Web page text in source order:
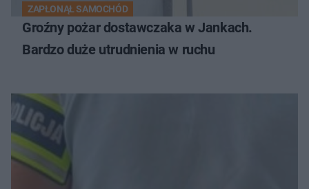
ZAPŁONĄŁ SAMOCHÓD
Groźny pożar dostawczaka w Jankach.
Bardzo duże utrudnienia w ruchu